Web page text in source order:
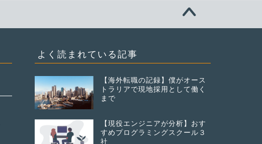
よく読まれている記事
【海外転職の記録】僕がオース
トラリアで現地採用として働く
まで
【現役エンジニアが分析】おす
すめプログラミングスクール３
社